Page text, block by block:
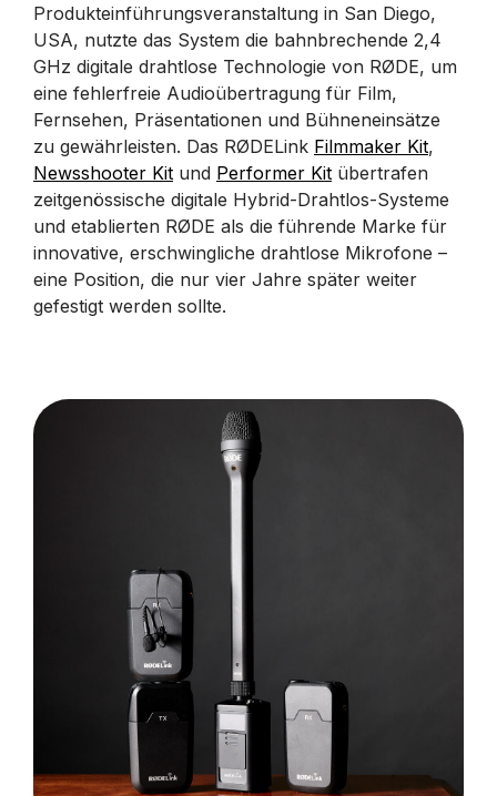
Produkteinführungsveranstaltung in San Diego,
USA, nutzte das System die bahnbrechende 2,4
GHz digitale drahtlose Technologie von RØDE, um
eine fehlerfreie Audioübertragung für Film,
Fernsehen, Präsentationen und Bühneneinsätze
zu gewährleisten. Das RØDELink Filmmaker Kit,
Newsshooter Kit und Performer Kit übertrafen
zeitgenössische digitale Hybrid-Drahtlos-Systeme
und etablierten RØDE als die führende Marke für
innovative, erschwingliche drahtlose Mikrofone –
eine Position, die nur vier Jahre später weiter
gefestigt werden sollte.